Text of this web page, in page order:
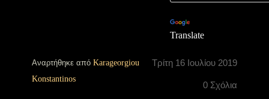
Translate
Τρίτη 16 Ιουλίου 2019
0 Σχόλια
Αναρτήθηκε από Karageorgiou
Konstantinos